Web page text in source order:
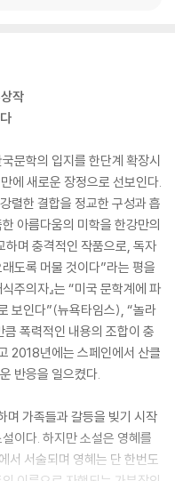
작
문학의 입지를 한단계 확장시
에 새로운 장정으로 선보인다.
렬한 결합을 정교한 구성과 흡
아름다움의 미학을 한강만의
하며 충격적인 작품으로, 독자
도록 머물 것이다”라는 평을
주의자』는 “미국 문학계에 파
보인다”(뉴욕타임스), “놀라
폭력적인 내용의 조합이 충
2018년에는 스페인에서 산클
반응을 일으켰다.
며 가족들과 갈등을 빚기 시작
이다. 하지만 소설은 영혜를
서 서술되며 영혜는 단 한번도